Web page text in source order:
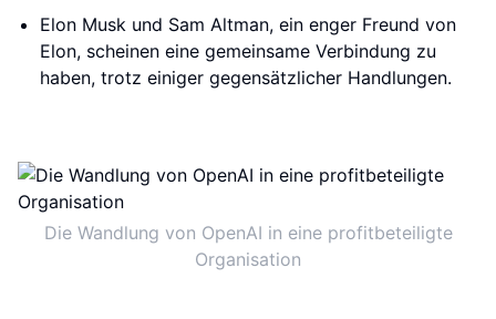
Elon Musk und Sam Altman, ein enger Freund von
Elon, scheinen eine gemeinsame Verbindung zu
haben, trotz einiger gegensätzlicher Handlungen.
Die Wandlung von OpenAI in eine profitbeteiligte
Organisation